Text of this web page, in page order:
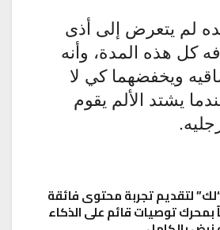
لم يتعرض إلى أذى
كل هذه المدة، وأنه
ويخفضهما كي لا
يشتد الألم يقوم
لتقديم تجربة محتوى فائقة
توصيات قائم على الذكاء